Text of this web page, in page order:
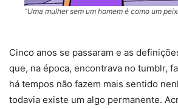
“Uma mulher sem um homem é como um
Cinco anos se passaram e as
que, na época, encontrava no tumblr,
há tempos não fazem mais sentido
todavia existe um algo permanente.